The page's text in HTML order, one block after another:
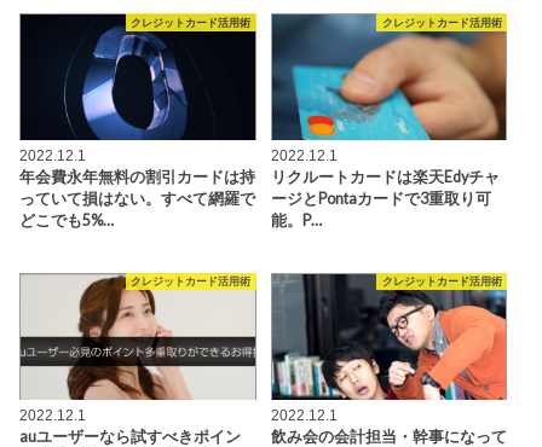
クレジットカード活用術
2022.12.1
年会費永年無料の割引カードは持
っていて損はない。すべて網羅で
どこでも5%…
クレジットカード活用術
2022.12.1
リクルートカードは楽天Edyチャ
ージとPontaカードで3重取り可
能。P…
クレジットカード活用術
2022.12.1
auユーザーなら試すべきポイン
クレジットカード活用術
2022.12.1
飲み会の会計担当・幹事になって